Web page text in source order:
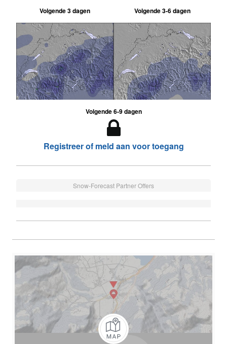
Volgende 3 dagen Volgende 3-6 dagen
Volgende 6-9 dagen
Registreer of meld aan voor toegang
Snow-Forecast Partner Offers